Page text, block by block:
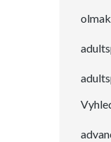
olmak